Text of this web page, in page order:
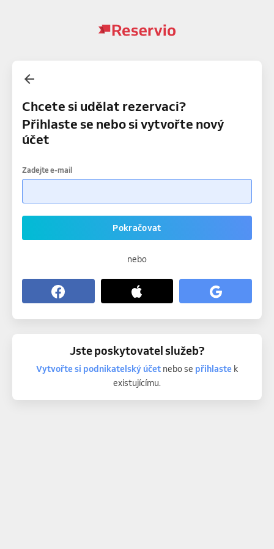
Chcete si udělat rezervaci?
Přihlaste se nebo si vytvořte nový
účet
Zadejte e-mail
Pokračovat
nebo
Jste poskytovatel služeb?
Vytvořte si podnikatelský účetnebo se přihlastek
existujícímu.